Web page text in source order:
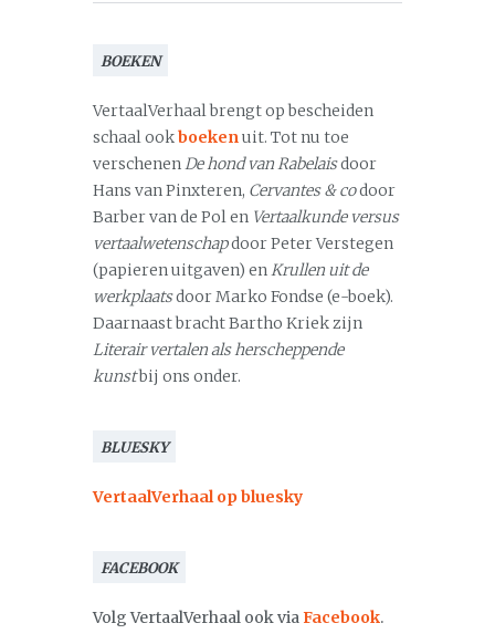
BOEKEN
VertaalVerhaal brengt op bescheiden
schaal ookboekenuit. Tot nu toe
verschenenDe hond van Rabelaisdoor
Hans van Pinxteren, Cervantes & codoor
Barber van de Pol en Vertaalkunde versus
vertaalwetenschapdoor Peter Verstegen
(papieren uitgaven) enKrullen uit de
werkplaatsdoor Marko Fondse (e-boek).
Daarnaast bracht Bartho Kriek zijn
Literair vertalen als herscheppende
kunstbij ons onder.
BLUESKY
VertaalVerhaal op bluesky
FACEBOOK
Volg VertaalVerhaal ook viaFacebook.